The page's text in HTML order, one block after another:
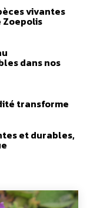
vivantes
Zoepolis
dans nos
transforme
et durables,